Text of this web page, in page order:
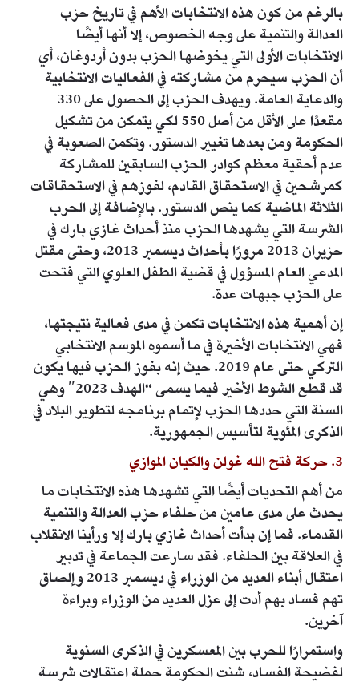
بالرغم من كون هذه الانتخابات الأهم في تاريخ حزب
العدالة والتنمية على وجه الخصوص، إلا أنها أيضًا
الانتخابات الأولى التي يخوضها الحزب بدون أردوغان، أي
أن الحزب سيحرم من مشاركته في الفعاليات الانتخابية
والدعاية العامة. ويهدف الحزب إلى الحصول على 330
مقعدًا على الأقل من أصل 550 لكي يتمكن من تشكيل
الحكومة ومن بعدها تغيير الدستور. وتكمن الصعوبة في
عدم أحقية معظم كوادر الحزب السابقين للمشاركة
كمرشحين في الاستحقاق القادم، لفوزهم في الاستحقاقات
الثلاثة الماضية كما ينص الدستور. بالإضافة إلى الحرب
الشرسة التي يشهدها الحزب منذ أحداث غازي بارك في
حزيران 2013 مرورًا بأحداث ديسمبر 2013، وحتى مقتل
المدعي العام المسؤول في قضية الطفل العلوي التي فتحت
على الحزب جبهات عدة.
إن أهمية هذه الانتخابات تكمن في مدى فعالية نتيجتها،
فهي الانتخابات الأخيرة في ما أسموه الموسم الانتخابي
التركي حتى عام 2019. حيث إنه بفوز الحزب فيها يكون
قد قطع الشوط الأخير فيما يسمى “الهدف 2023″ وهي
السنة التي حددها الحزب لإتمام برنامجه لتطوير البلاد في
الذكرى المئوية لتأسيس الجمهورية.
3. حركة فتح الله غولن والكيان الموازي
من أهم التحديات أيضًا التي تشهدها هذه الانتخابات ما
يحدث على مدى عامين من حلفاء حزب العدالة والتنمية
القدماء. فما إن بدأت أحداث غازي بارك إلا ورأينا الانقلاب
في العلاقة بين الحلفاء. فقد سارعت الجماعة في تدبير
اعتقال أبناء العديد من الوزراء في ديسمبر 2013 وإلصاق
تهم فساد بهم أدت إلى عزل العديد من الوزراء وبراءة
آخرين.
واستمرارًا للحرب بين المعسكرين في الذكرى السنوية
لفضيحة الفساد، شنت الحكومة حملة اعتقالات شرسة